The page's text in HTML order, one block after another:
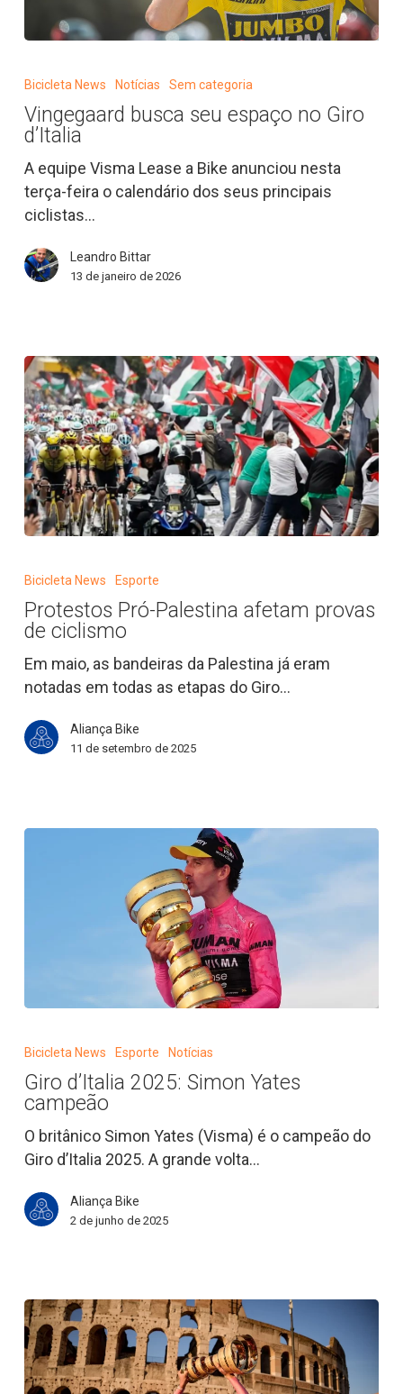
busca
espaço
no
Giro
d’Italia
Bicicleta News Notícias Sem categoria
Vingegaard busca seu espaço no Giro
d’Italia
A equipe Visma Lease a Bike anunciou nesta
terça-feira o calendário dos seus principais
ciclistas…
Leandro Bittar
13 de janeiro de 2026
afetam
provas
de
ciclismo
Bicicleta News Esporte
Protestos Pró-Palestina afetam provas
de ciclismo
Em maio, as bandeiras da Palestina já eram
notadas em todas as etapas do Giro…
Aliança Bike
11 de setembro de 2025
Simon
Yates
campeão
Bicicleta News Esporte Notícias
Giro d’Italia 2025: Simon Yates
campeão
O britânico Simon Yates (Visma) é o campeão do
Giro d’Italia 2025. A grande volta…
Aliança Bike
2 de junho de 2025